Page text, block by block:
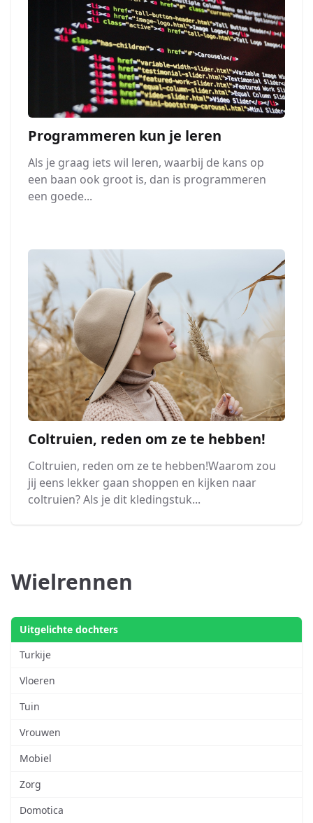
Programmeren kun je leren
Als je graag iets wil leren, waarbij de kans op
een baan ook groot is, dan is programmeren
een goede...
Coltruien, reden om ze te hebben!
Coltruien, reden om ze te hebben!Waarom zou
jij eens lekker gaan shoppen en kijken naar
coltruien? Als je dit kledingstuk...
Wielrennen
Uitgelichte dochters
Turkije
Vloeren
Tuin
Vrouwen
Mobiel
Zorg
Domotica